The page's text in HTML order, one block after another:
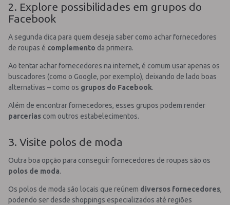
2. Explore possibilidades em grupos do
Facebook
A segunda dica para quem deseja saber como achar fornecedores
de roupas é complemento da primeira.
Ao tentar achar fornecedores na internet, é comum usar apenas os
buscadores (como o Google, por exemplo), deixando de lado boas
alternativas – como os grupos do Facebook.
Além de encontrar fornecedores, esses grupos podem render
parcerias com outros estabelecimentos.
3. Visite polos de moda
Outra boa opção para conseguir fornecedores de roupas são os
polos de moda.
Os polos de moda são locais que reúnem diversos fornecedores,
podendo ser desde shoppings especializados até regiões